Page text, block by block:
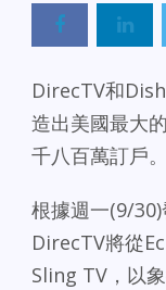
DirecTV和
造出美國最大
千八百萬訂戶。
根據週一(9/30)
DirecTV將從
Sling TV，以